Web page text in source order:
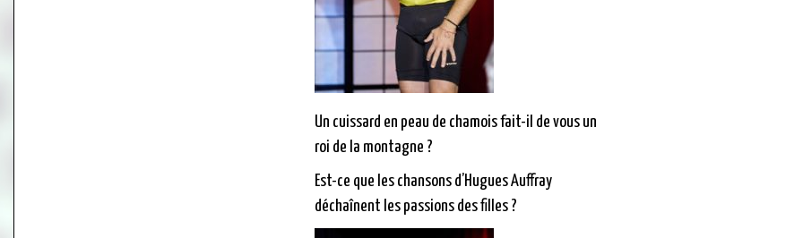
Un cuissard en peau de chamois fait-il de vous un
roi de la montagne ?
Est-ce que les chansons d’Hugues Auffray
déchaînent les passions des filles ?